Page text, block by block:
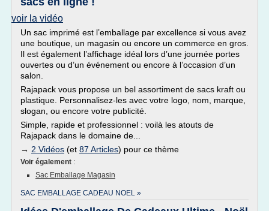
voir la vidéo
Un sac imprimé est l’emballage par excellence si vous avez
une boutique, un magasin ou encore un commerce en gros.
Il est également l’affichage idéal lors d’une journée portes
ouvertes ou d’un événement ou encore à l’occasion d’un
salon.
Rajapack vous propose un bel assortiment de sacs kraft ou
plastique. Personnalisez-les avec votre logo, nom, marque,
slogan, ou encore votre publicité.
Simple, rapide et professionnel : voilà les atouts de
Rajapack dans le domaine de...
→ 2 Vidéos (et 87 Articles) pour ce thème
Voir également :
Sac Emballage Magasin
SAC EMBALLAGE CADEAU NOEL »